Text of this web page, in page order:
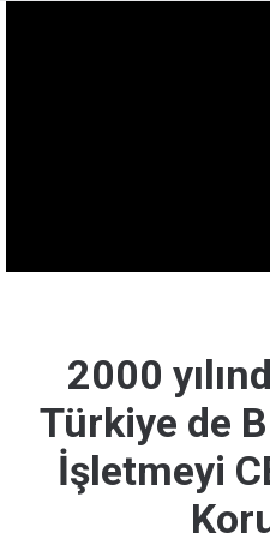
2000
Türkiye de
İşletmeyi